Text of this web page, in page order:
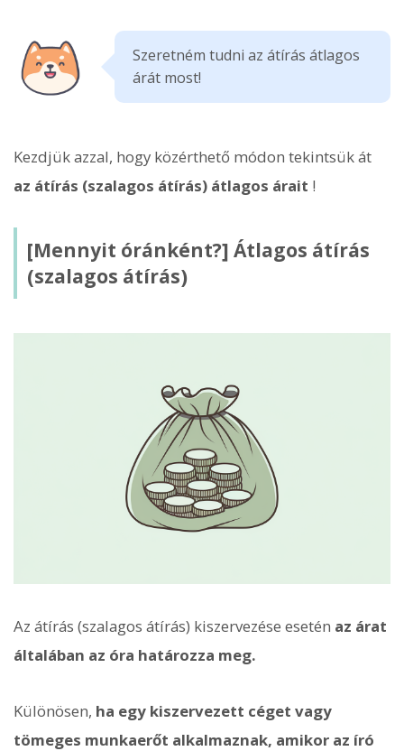
Szeretném tudni az átírás átlagos
árát most!
Kezdjük azzal, hogy közérthető módon tekintsük át
az átírás (szalagos átírás) átlagos árait !
[Mennyit óránként?] Átlagos átírás
(szalagos átírás)
Az átírás (szalagos átírás) kiszervezése esetén az árat
általában az óra határozza meg.
Különösen, ha egy kiszervezett céget vagy
tömeges munkaerőt alkalmaznak, amikor az író